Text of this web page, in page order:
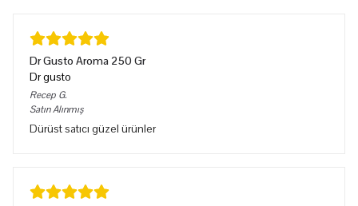
Dr Gusto Aroma 250 Gr
Dr gusto
Recep G.
Satın Alınmış
Dürüst satıcı güzel ürünler